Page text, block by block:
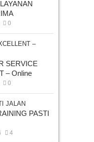
0
SERVICE
– Online
0
PASTI
4